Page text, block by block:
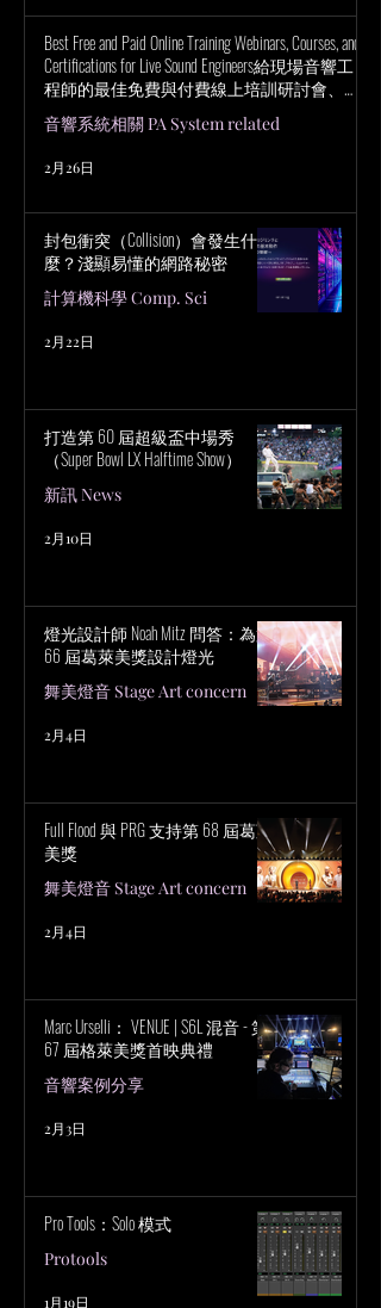
Best Free and Paid Online Training Webinars, Courses, and
Certifications for Live Sound Engineers給現場音響工
程師的最佳免費與付費線上培訓研討會、課
程與認證
音響系統相關 PA System related
2月26日
封包衝突（Collision）會發生什
麼？淺顯易懂的網路秘密
計算機科學 Comp. Sci
2月22日
打造第 60 屆超級盃中場秀
（Super Bowl LX Halftime Show）
新訊 News
2月10日
燈光設計師 Noah Mitz 問答：為第
66 屆葛萊美獎設計燈光
舞美燈音 Stage Art concern
2月4日
Full Flood 與 PRG 支持第 68 屆葛萊
美獎
舞美燈音 Stage Art concern
2月4日
Marc Urselli： VENUE | S6L 混音 - 第
67 屆格萊美獎首映典禮
音響案例分享
2月3日
Pro Tools：Solo 模式
Protools
1月19日